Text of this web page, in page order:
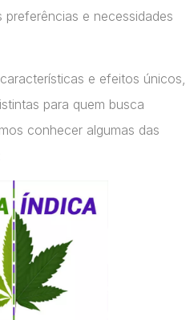
preferências e necessidades
e efeitos únicos,
para quem busca
conhecer algumas das